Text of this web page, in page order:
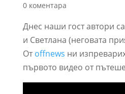
0 коментара
Днес наши гост автори
и Светлана (неговата
Отoffnews ни
първото видео от